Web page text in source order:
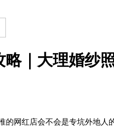
｜大理婚纱
网红店会不会是专坑外地